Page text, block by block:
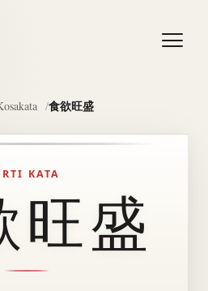
食欲旺盛
KATA
旺盛